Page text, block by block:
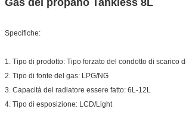
Specifiche:
1. Tipo di prodotto: Tipo forzato del condotto di scarico
2. Tipo di fonte del gas: LPG/NG
3. Capacità del radiatore essere fatto: 6L-12L
4. Tipo di esposizione: LCD/Light